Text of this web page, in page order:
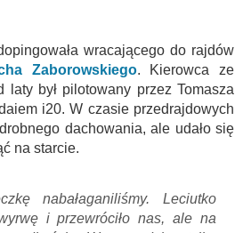
wracającego do rajdów
Zaborowskiego. Kierowca ze
laty był pilotowany przez Tomasza
i20. W czasie przedrajdowych
dachowania, ale udało się
na starcie.
nabałaganiliśmy. Leciutko
i przewróciło nas, ale na